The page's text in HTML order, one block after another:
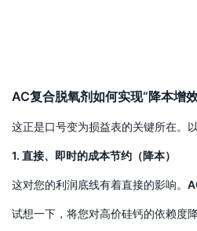
AC复合脱氧剂如何实现“降本增
这正是口号变为损益表的关键所在。
1. 直接、即时的成本节约（降本）
这对您的利润底线有着直接的影响。
试想一下，将您对高价硅钙的依赖度